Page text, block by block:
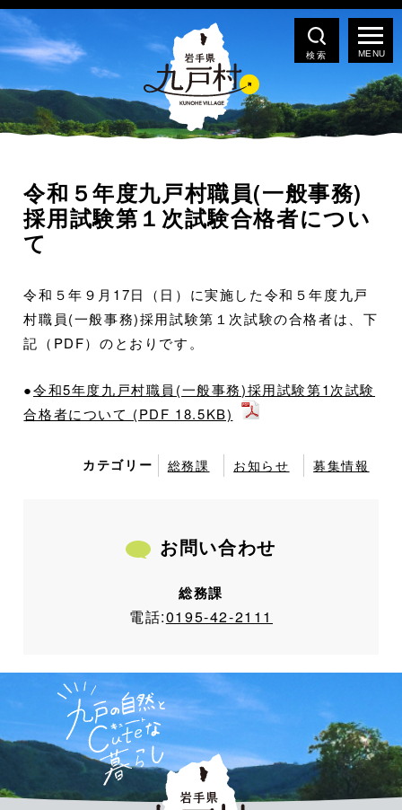
検索
令和５年度九戸村職員(一般事務)
採用試験第１次試験合格者につい
て
令和５年９月17日（日）に実施した令和５年度九戸
村職員(一般事務)採用試験第１次試験の合格者は、下
記（PDF）のとおりです。
●令和5年度九戸村職員(一般事務)採用試験第1次試験
合格者について (PDF 18.5KB)
カテゴリー 総務課 お知らせ 募集情報
お問い合わせ
総務課
電話:0195-42-2111